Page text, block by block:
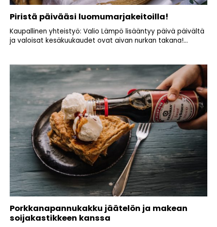
Piristä päivääsi luomumarjakeitoilla!
Kaupallinen yhteistyö: Valio Lämpö lisääntyy päivä päivältä
ja valoisat kesäkuukaudet ovat aivan nurkan takana!...
Porkkanapannukakku jäätelön ja makean
soijakastikkeen kanssa